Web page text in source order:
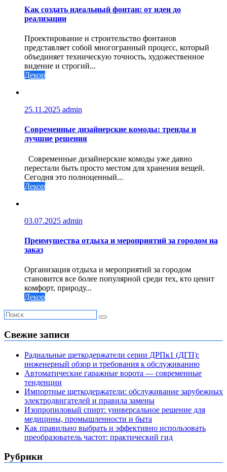
Как создать идеальный фонтан: от идеи до
реализации
Проектирование и строительство фонтанов
представляет собой многогранный процесс, который
объединяет техническую точность, художественное
видение и строгий...
Декор
25.11.2025 admin
Современные дизайнерские комоды: тренды и
лучшие решения
Современные дизайнерские комоды уже давно
перестали быть просто местом для хранения вещей.
Сегодня это полноценный...
Декор
03.07.2025 admin
Преимущества отдыха и мероприятий за городом на
заказ
Организация отдыха и мероприятий за городом
становится все более популярной среди тех, кто ценит
комфорт, природу...
Декор
Свежие записи
Радиальные щеткодержатели серии ДРПк1 (ДГП):
инженерный обзор и требования к обслуживанию
Автоматические гаражные ворота — современные
тенденции
Импортные щеткодержатели: обслуживание зарубежных
электродвигателей и правила замены
Изопропиловый спирт: универсальное решение для
медицины, промышленности и быта
Как правильно выбрать и эффективно использовать
преобразователь частот: практический гид
Рубрики